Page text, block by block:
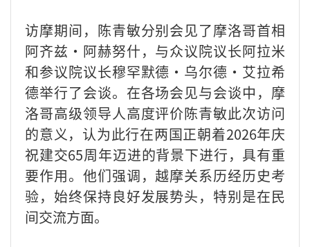
访摩期间，陈青敏分别会见了摩洛哥首相
阿齐兹·阿赫努什，与众议院议长阿拉米
和参议院议长穆罕默德·乌尔德·艾拉希
德举行了会谈。在各场会见与会谈中，摩
洛哥高级领导人高度评价陈青敏此次访问
的意义，认为此行在两国正朝着2026年庆
祝建交65周年迈进的背景下进行，具有重
要作用。他们强调，越摩关系历经历史考
验，始终保持良好发展势头，特别是在民
间交流方面。